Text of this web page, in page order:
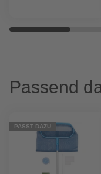
Passend
PASST DAZU